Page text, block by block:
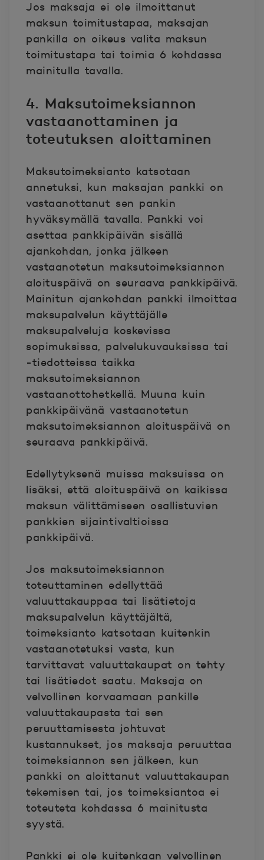
Jos maksaja ei ole ilmoittanut
maksun toimitustapaa, maksajan
pankilla on oikeus valita maksun
toimitustapa tai toimia 6 kohdassa
mainitulla tavalla.
4. Maksutoimeksiannon
vastaanottaminen ja
toteutuksen aloittaminen
Maksutoimeksianto katsotaan
annetuksi, kun maksajan pankki on
vastaanottanut sen pankin
hyväksymällä tavalla. Pankki voi
asettaa pankkipäivän sisällä
ajankohdan, jonka jälkeen
vastaanotetun maksutoimeksiannon
aloituspäivä on seuraava pankkipäivä.
Mainitun ajankohdan pankki ilmoittaa
maksupalvelun käyttäjälle
maksupalveluja koskevissa
sopimuksissa, palvelukuvauksissa tai
-tiedotteissa taikka
maksutoimeksiannon
vastaanottohetkellä. Muuna kuin
pankkipäivänä vastaanotetun
maksutoimeksiannon aloituspäivä on
seuraava pankkipäivä.
Edellytyksenä muissa maksuissa on
lisäksi, että aloituspäivä on kaikissa
maksun välittämiseen osallistuvien
pankkien sijaintivaltioissa
pankkipäivä.
Jos maksutoimeksiannon
toteuttaminen edellyttää
valuuttakauppaa tai lisätietoja
maksupalvelun käyttäjältä,
toimeksianto katsotaan kuitenkin
vastaanotetuksi vasta, kun
tarvittavat valuuttakaupat on tehty
tai lisätiedot saatu. Maksaja on
velvollinen korvaamaan pankille
valuuttakaupasta tai sen
peruuttamisesta johtuvat
kustannukset, jos maksaja peruuttaa
toimeksiannon sen jälkeen, kun
pankki on aloittanut valuuttakaupan
tekemisen tai, jos toimeksiantoa ei
toteuteta kohdassa 6 mainitusta
syystä.
Pankki ei ole kuitenkaan velvollinen